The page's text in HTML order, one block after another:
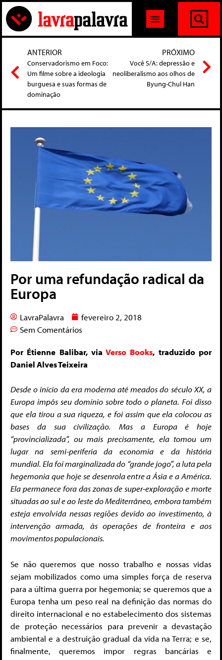
ANTERIOR
Conservadorismo em Foco:
Um filme sobre a ideologia
burguesa e suas formas de
dominação
PRÓXIMO
Você S/A: depressão e
neoliberalismo aos olhos de
Byung-Chul Han
Por uma refundação radical da
Europa
LavraPalavra
fevereiro 2, 2018
Sem Comentários
Por Étienne Balibar, viaVerso Books, traduzido por
Daniel Alves Teixeira
Desde o início da era moderna até meados do século XX, a
Europa impôs seu domínio sobre todo o planeta. Foi disso
que ela tirou a sua riqueza, e foi assim que ela colocou as
bases da sua civilização. Mas a Europa é hoje
“provincializada”, ou mais precisamente, ela tomou um
lugar na semi-periferia da economia e da história
mundial.Ela foi marginalizada do “grande jogo”, a luta pela
hegemonia que hoje se desenrola entre a Ásia e a América.
Ela permanece fora das zonas de super-exploração e morte
situadas ao sul e ao leste do Mediterrâneo, embora também
esteja envolvida nessas regiões devido ao investimento, à
intervenção armada, às operações de fronteira e aos
movimentos populacionais.
Se não queremos que nosso trabalho e nossas vidas
sejam mobilizados como uma simples força de reserva
para a última guerra por hegemonia; se queremos que a
Europa tenha um peso real na definição das normas do
direito internacional e no estabelecimento dos sistemas
de proteção necessários para prevenir a devastação
ambiental e a destruição gradual da vida na Terra; e se,
finalmente, queremos impor regras bancárias e